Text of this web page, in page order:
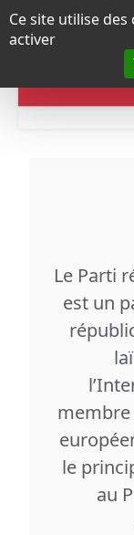
Panneau de
Ce site utilise
activer
Le Parti
est un
membre
le
au